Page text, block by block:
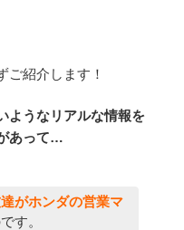
ご紹介します！
ようなリアルな情報を
あって…
がホンダの営業マ
す。